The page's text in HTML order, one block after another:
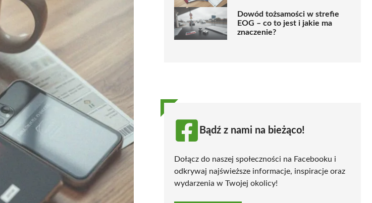
Dowód tożsamości w strefie
EOG – co to jest i jakie ma
znaczenie?
Bądź z nami na bieżąco!
Dołącz do naszej społeczności na Facebooku i
odkrywaj najświeższe informacje, inspiracje oraz
wydarzenia w Twojej okolicy!